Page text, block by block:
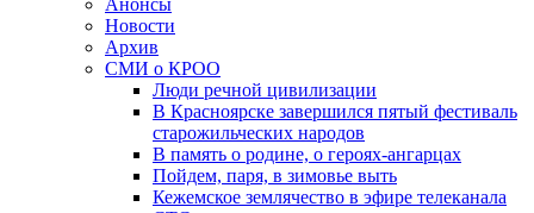
Анонсы
Новости
Архив
СМИ о КРОО
Люди речной цивилизации
В Красноярске завершился пятый фестиваль
старожильческих народов
В память о родине, о героях-ангарцах
Пойдем, паря, в зимовье выть
Кежемское землячество в эфире телеканала